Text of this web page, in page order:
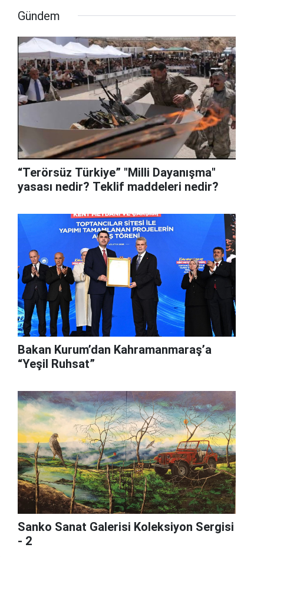
Gündem
“Terörsüz Türkiye” "Milli Dayanışma"
yasası nedir? Teklif maddeleri nedir?
Bakan Kurum’dan Kahramanmaraş’a
“Yeşil Ruhsat”
Sanko Sanat Galerisi Koleksiyon Sergisi
- 2